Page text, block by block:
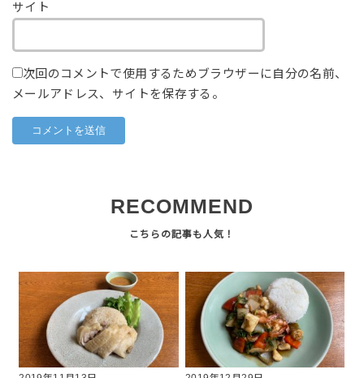
サイト
次回のコメントで使用するためブラウザーに自分の名前、
メールアドレス、サイトを保存する。
RECOMMEND